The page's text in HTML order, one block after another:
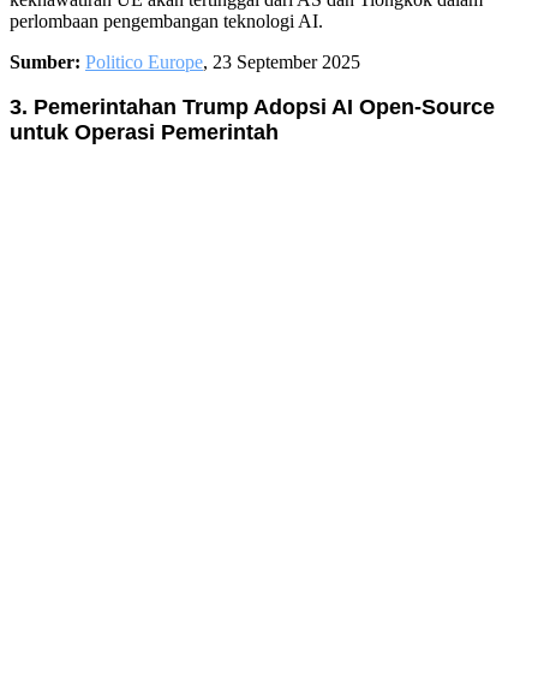
perlombaan pengembangan teknologi AI.
Sumber: Politico Europe, 23 September 2025
3. Pemerintahan Trump Adopsi AI Open-Source
untuk Operasi Pemerintah